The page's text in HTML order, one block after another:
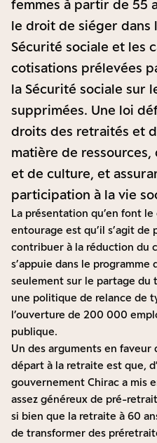
femmes à partir de 55
le droit de siéger dans
Sécurité sociale et les
cotisations prélevées
la Sécurité sociale sur
supprimées. Une loi
droits des retraités et
matière de
et de culture, et
participation à la vie
La présentation qu’en font
entourage est qu’il s’agit
contribuer à la réduction du
s’appuie dans le
seulement sur le partage du
une politique de relance de
l’ouverture de 200 000
publique.
Un des arguments en faveur
départ à la retraite est que,
gouvernement Chirac a mis
assez généreux de pré-
si bien que la retraite à 60
de transformer des